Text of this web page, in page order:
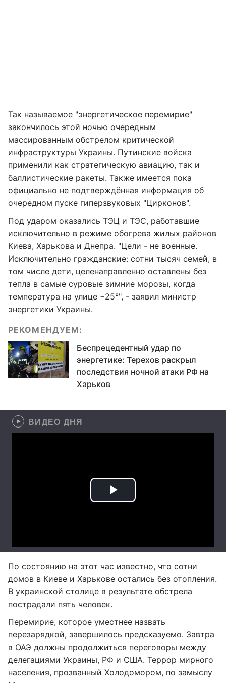
Так называемое "энергетическое перемирие"
закончилось этой ночью очередным
массированным обстрелом критической
инфраструктуры Украины. Путинские войска
применили как стратегическую авиацию, так и
баллистические ракеты. Также имеется пока
официально не подтверждённая информация об
очередном пуске гиперзвуковых "Цирконов".
Под ударом оказались ТЭЦ и ТЭС, работавшие
исключительно в режиме обогрева жилых районов
Киева, Харькова и Днепра. "Цели - не военные.
Исключительно гражданские: сотни тысяч семей, в
том числе дети, целенаправленно оставлены без
тепла в самые суровые зимние морозы, когда
температура на улице −25°", - заявил министр
энергетики Украины.
РЕКОМЕНДУЕМ:
Беспрецедентный удар по
энергетике: Терехов раскрыл
последствия ночной атаки РФ на
Харьков
ВИДЕО ДНЯ
По состоянию на этот час известно, что сотни
домов в Киеве и Харькове остались без отопления.
В украинской столице в результате обстрела
пострадали пять человек.
Перемирие, которое уместнее назвать
перезарядкой, завершилось предсказуемо. Завтра
в ОАЭ должны продолжиться переговоры между
делегациями Украины, РФ и США. Террор мирного
населения, прозванный Холодомором, по замыслу